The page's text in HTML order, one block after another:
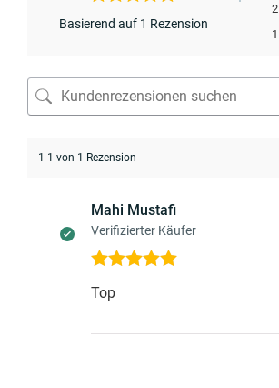
Basierend auf 1 Rezension
1-1 von 1 Rezension
Mahi Mustafi
Verifizierter Käufer
5von 5
Top